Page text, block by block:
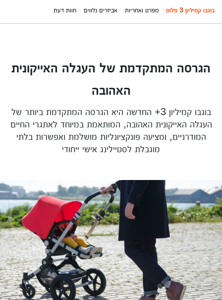
בוגבו קמיליון 3 פלוס מפרט ואחריות אביזרים נלווים חוות דעת
הגרסה המתקדמת של העגלה האייקונית
האהובה
בוגבו קמיליון 3+ החדשה היא הגרסה המתקדמת ביותר של
העגלה האייקונית האהובה, המותאמת במיוחד לאתגרי החיים
המודרניים, ומציעה פונקציונליות מושלמת ואפשרות בלתי
מוגבלת לסטיילינג אישי ייחודי